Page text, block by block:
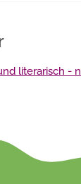
literarisch -